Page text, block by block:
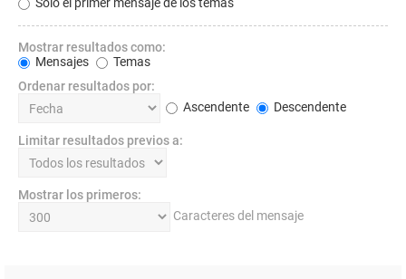
Mostrar resultados como:
Mensajes
Temas
Ordenar resultados por:
Ascendente
Descendente
Limitar resultados previos a:
Mostrar los primeros:
Caracteres del mensaje